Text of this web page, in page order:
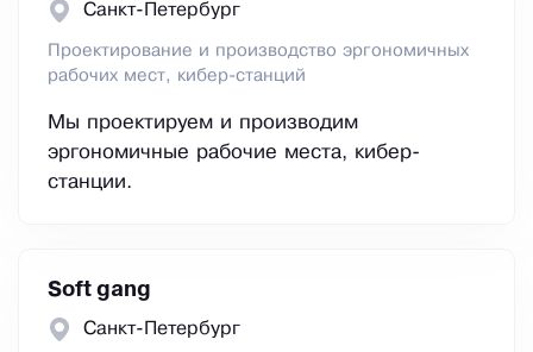
Санкт-Петербург
Проектирование и производство эргономичных
рабочих мест, кибер-станций
Мы проектируем и производим
эргономичные рабочие места, кибер-
станции.
Soft gang
Санкт-Петербург